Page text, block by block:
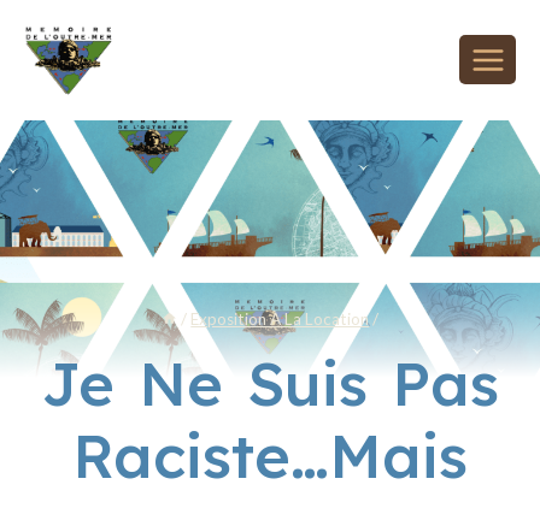
/ Exposition À La Location/
Je Ne Suis Pas
Raciste…mais